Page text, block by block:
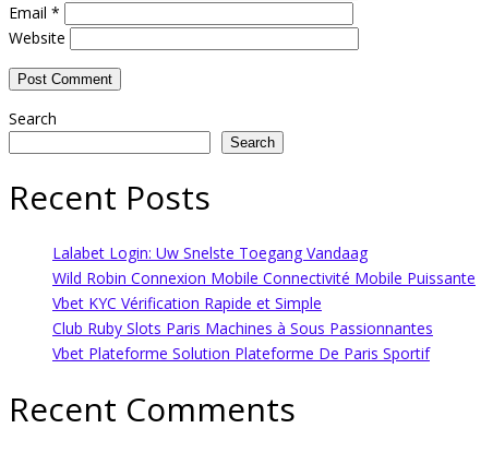
Email *
Website
Search
Search
Recent Posts
Lalabet Login: Uw Snelste Toegang Vandaag
Wild Robin Connexion Mobile Connectivité Mobile Puissante
Vbet KYC Vérification Rapide et Simple
Club Ruby Slots Paris Machines à Sous Passionnantes
Vbet Plateforme Solution Plateforme De Paris Sportif
Recent Comments